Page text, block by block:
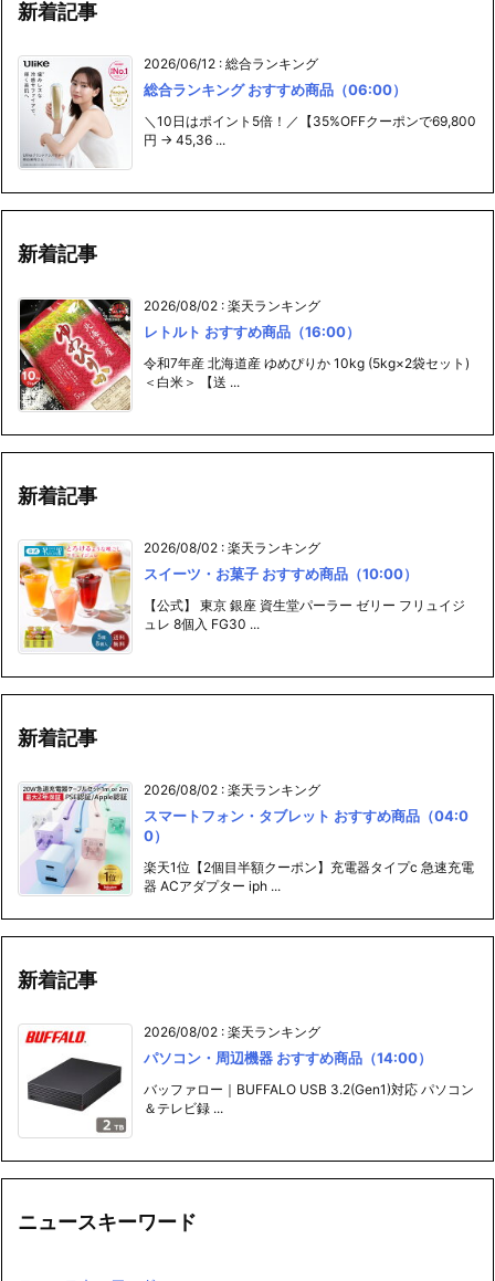
新着記事
2026/06/12 : 総合ランキング
総合ランキング おすすめ商品（06:00）
＼10日はポイント5倍！／【35%OFFクーポンで69,800
円 → 45,36 ...
新着記事
2026/08/02 : 楽天ランキング
レトルト おすすめ商品（16:00）
令和7年産 北海道産 ゆめぴりか 10kg (5kg×2袋セット)
＜白米＞ 【送 ...
新着記事
2026/08/02 : 楽天ランキング
スイーツ・お菓子 おすすめ商品（10:00）
【公式】 東京 銀座 資生堂パーラー ゼリー フリュイジ
ュレ 8個入 FG30 ...
新着記事
2026/08/02 : 楽天ランキング
スマートフォン・タブレット おすすめ商品（04:0
0）
楽天1位【2個目半額クーポン】充電器タイプc 急速充電
器 ACアダプター iph ...
新着記事
2026/08/02 : 楽天ランキング
パソコン・周辺機器 おすすめ商品（14:00）
バッファロー｜BUFFALO USB 3.2(Gen1)対応 パソコン
＆テレビ録 ...
ニュースキーワード